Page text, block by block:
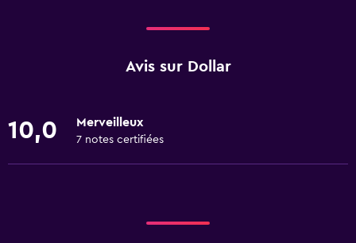
Avis sur Dollar
10,0 Merveilleux
7 notes certifiées